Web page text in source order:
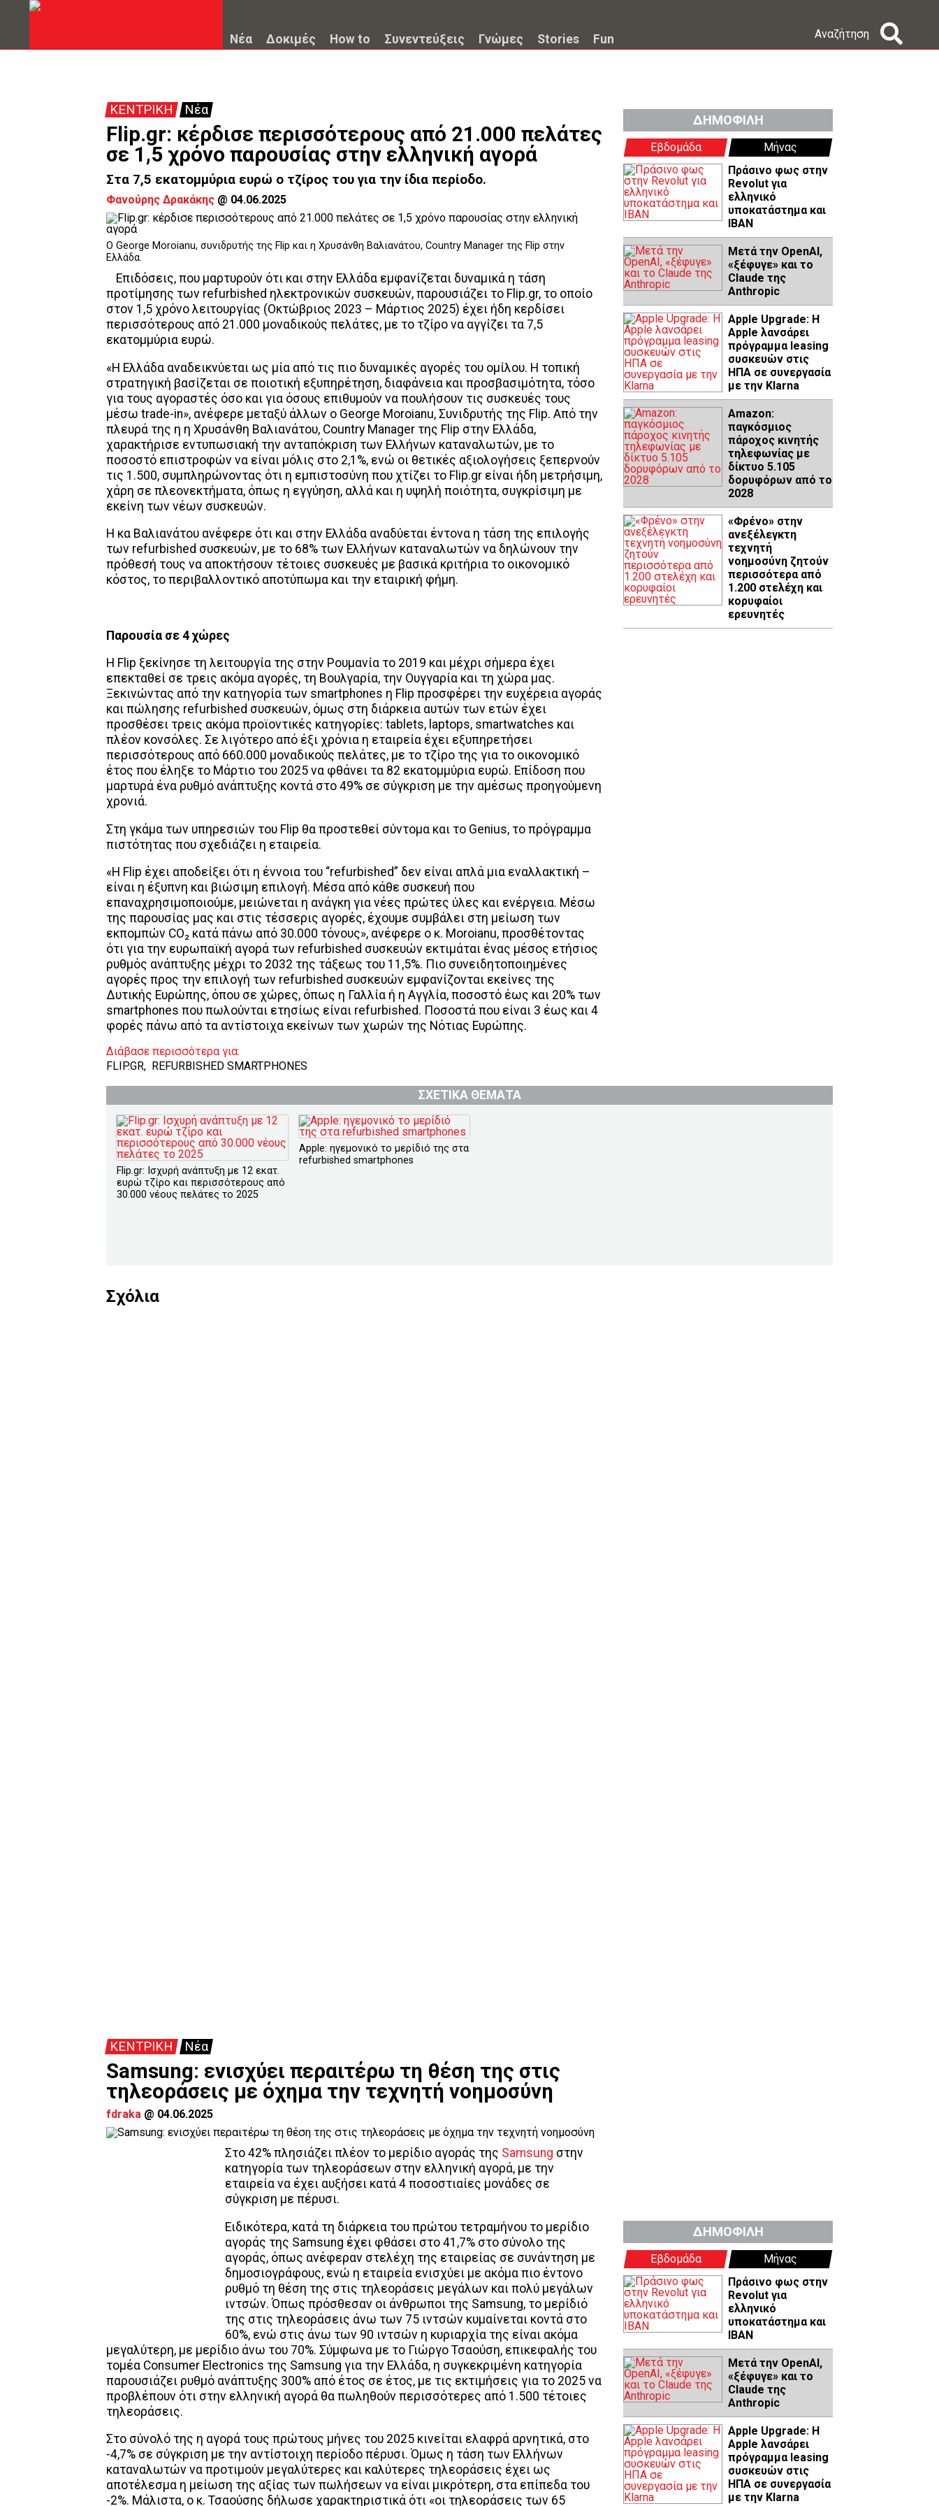
Νέα Δοκιμές How to Συνεντεύξεις Γνώμες Stories Fun Αναζήτηση
ΚΕΝΤΡΙΚΗ Νέα
Flip.gr: κέρδισε περισσότερους από 21.000 πελάτες
σε 1,5 χρόνο παρουσίας στην ελληνική αγορά
Στα 7,5 εκατομμύρια ευρώ ο τζίρος του για την ίδια περίοδο.
Φανούρης Δρακάκης @ 04.06.2025
O George Moroianu, συνιδρυτής της Flip και η Χρυσάνθη Βαλιανάτου, Country Manager της Flip στην
Ελλάδα.
Επιδόσεις, που μαρτυρούν ότι και στην Ελλάδα εμφανίζεται δυναμικά η τάση
προτίμησης των refurbished ηλεκτρονικών συσκευών, παρουσιάζει το Flip.gr, το οποίο
στον 1,5 χρόνο λειτουργίας (Οκτώβριος 2023 – Μάρτιος 2025) έχει ήδη κερδίσει
περισσότερους από 21.000 μοναδικούς πελάτες, με το τζίρο να αγγίζει τα 7,5
εκατομμύρια ευρώ.
«Η Ελλάδα αναδεικνύεται ως μία από τις πιο δυναμικές αγορές του ομίλου. Η τοπική
στρατηγική βασίζεται σε ποιοτική εξυπηρέτηση, διαφάνεια και προσβασιμότητα, τόσο
για τους αγοραστές όσο και για όσους επιθυμούν να πουλήσουν τις συσκευές τους
μέσω trade-in», ανέφερε μεταξύ άλλων ο George Moroianu, Συνιδρυτής της Flip. Από την
πλευρά της η η Χρυσάνθη Βαλιανάτου, Country Manager της Flip στην Ελλάδα,
χαρακτήρισε εντυπωσιακή την ανταπόκριση των Ελλήνων καταναλωτών, με το
ποσοστό επιστροφών να είναι μόλις στο 2,1%, ενώ οι θετικές αξιολογήσεις ξεπερνούν
τις 1.500, συμπληρώνοντας ότι η εμπιστοσύνη που χτίζει το Flip.gr είναι ήδη μετρήσιμη,
χάρη σε πλεονεκτήματα, όπως η εγγύηση, αλλά και η υψηλή ποιότητα, συγκρίσιμη με
εκείνη των νέων συσκευών.
Η κα Βαλιανάτου ανέφερε ότι και στην Ελλάδα αναδύεται έντονα η τάση της επιλογής
των refurbished συσκευών, με το 68% των Ελλήνων καταναλωτών να δηλώνουν την
πρόθεσή τους να αποκτήσουν τέτοιες συσκευές με βασικά κριτήρια το οικονομικό
κόστος, το περιβαλλοντικό αποτύπωμα και την εταιρική φήμη.
Παρουσία σε 4 χώρες
Η Flip ξεκίνησε τη λειτουργία της στην Ρουμανία το 2019 και μέχρι σήμερα έχει
επεκταθεί σε τρεις ακόμα αγορές, τη Βουλγαρία, την Ουγγαρία και τη χώρα μας.
Ξεκινώντας από την κατηγορία των smartphones η Flip προσφέρει την ευχέρεια αγοράς
και πώλησης refurbished συσκευών, όμως στη διάρκεια αυτών των ετών έχει
προσθέσει τρεις ακόμα προϊοντικές κατηγορίες: tablets, laptops, smartwatches και
πλέον κονσόλες. Σε λιγότερο από έξι χρόνια η εταιρεία έχει εξυπηρετήσει
περισσότερους από 660.000 μοναδικούς πελάτες, με το τζίρο της για το οικονομικό
έτος που έληξε το Μάρτιο του 2025 να φθάνει τα 82 εκατομμύρια ευρώ. Επίδοση που
μαρτυρά ένα ρυθμό ανάπτυξης κοντά στο 49% σε σύγκριση με την αμέσως προηγούμενη
χρονιά.
Στη γκάμα των υπηρεσιών του Flip θα προστεθεί σύντομα και το Genius, το πρόγραμμα
πιστότητας που σχεδιάζει η εταιρεία.
«Η Flip έχει αποδείξει ότι η έννοια του “refurbished” δεν είναι απλά μια εναλλακτική –
είναι η έξυπνη και βιώσιμη επιλογή. Μέσα από κάθε συσκευή που
επαναχρησιμοποιούμε, μειώνεται η ανάγκη για νέες πρώτες ύλες και ενέργεια. Μέσω
της παρουσίας μας και στις τέσσερις αγορές, έχουμε συμβάλει στη μείωση των
εκπομπών CO₂ κατά πάνω από 30.000 τόνους», ανέφερε ο κ. Moroianu, προσθέτοντας
ότι για την ευρωπαϊκή αγορά των refurbished συσκευών εκτιμάται ένας μέσος ετήσιος
ρυθμός ανάπτυξης μέχρι το 2032 της τάξεως του 11,5%. Πιο συνειδητοποιημένες
αγορές προς την επιλογή των refurbished συσκευών εμφανίζονται εκείνες της
Δυτικής Ευρώπης, όπου σε χώρες, όπως η Γαλλία ή η Αγγλία, ποσοστό έως και 20% των
smartphones που πωλούνται ετησίως είναι refurbished. Ποσοστά που είναι 3 έως και 4
φορές πάνω από τα αντίστοιχα εκείνων των χωρών της Νότιας Ευρώπης.
ΔΗΜΟΦΙΛΗ
Εβδομάδα
Μήνας
Πράσινο φως στην
Revolut για
ελληνικό
υποκατάστημα και
IBAN
Μετά την OpenAI,
«ξέφυγε» και το
Claude της
Anthropic
Apple Upgrade: Η
Apple λανσάρει
πρόγραμμα leasing
συσκευών στις
ΗΠΑ σε συνεργασία
με την Klarna
Amazon:
παγκόσμιος
πάροχος κινητής
τηλεφωνίας με
δίκτυο 5.105
δορυφόρων από το
2028
«Φρένο» στην
ανεξέλεγκτη
τεχνητή
νοημοσύνη ζητούν
περισσότερα από
1.200 στελέχη και
κορυφαίοι
ερευνητές
Διάβασε περισσότερα για:
FLIP.GR, REFURBISHED SMARTPHONES
ΣΧΕΤΙΚΑ ΘΕΜΑΤΑ
Flip.gr: Ισχυρή ανάπτυξη με 12 εκατ.
ευρώ τζίρο και περισσότερους από
30.000 νέους πελάτες το 2025
Apple: ηγεμονικό το μερίδιό της στα
refurbished smartphones
Σχόλια
ΚΕΝΤΡΙΚΗ Νέα
Samsung: ενισχύει περαιτέρω τη θέση της στις
τηλεοράσεις με όχημα την τεχνητή νοημοσύνη
fdraka @ 04.06.2025
Στο 42% πλησιάζει πλέον το μερίδιο αγοράς της Samsung στην
κατηγορία των τηλεοράσεων στην ελληνική αγορά, με την
εταιρεία να έχει αυξήσει κατά 4 ποσοστιαίες μονάδες σε
σύγκριση με πέρυσι.
Ειδικότερα, κατά τη διάρκεια του πρώτου τετραμήνου το μερίδιο
αγοράς της Samsung έχει φθάσει στο 41,7% στο σύνολο της
αγοράς, όπως ανέφεραν στελέχη της εταιρείας σε συνάντηση με
δημοσιογράφους, ενώ η εταιρεία ενισχύει με ακόμα πιο έντονο
ρυθμό τη θέση της στις τηλεοράσεις μεγάλων και πολύ μεγάλων
ιντσών. Όπως πρόσθεσαν οι άνθρωποι της Samsung, το μερίδιό
της στις τηλεοράσεις άνω των 75 ιντσών κυμαίνεται κοντά στο
60%, ενώ στις άνω των 90 ιντσών η κυριαρχία της είναι ακόμα
μεγαλύτερη, με μερίδιο άνω του 70%. Σύμφωνα με το Γιώργο Τσαούση, επικεφαλής του
τομέα Consumer Electronics της Samsung για την Ελλάδα, η συγκεκριμένη κατηγορία
παρουσιάζει ρυθμό ανάπτυξης 300% από έτος σε έτος, με τις εκτιμήσεις για το 2025 να
προβλέπουν ότι στην ελληνική αγορά θα πωληθούν περισσότερες από 1.500 τέτοιες
τηλεοράσεις.
Στο σύνολό της η αγορά τους πρώτους μήνες του 2025 κινείται ελαφρά αρνητικά, στο
-4,7% σε σύγκριση με την αντίστοιχη περίοδο πέρυσι. Όμως η τάση των Ελλήνων
καταναλωτών να προτιμούν μεγαλύτερες και καλύτερες τηλεοράσεις έχει ως
αποτέλεσμα η μείωση της αξίας των πωλήσεων να είναι μικρότερη, στα επίπεδα του
-2%. Μάλιστα, ο κ. Τσαούσης δήλωσε χαρακτηριστικά ότι «οι τηλεοράσεις των 65
ΔΗΜΟΦΙΛΗ
Εβδομάδα
Μήνας
Πράσινο φως στην
Revolut για
ελληνικό
υποκατάστημα και
IBAN
Μετά την OpenAI,
«ξέφυγε» και το
Claude της
Anthropic
Apple Upgrade: Η
Apple λανσάρει
πρόγραμμα leasing
συσκευών στις
ΗΠΑ σε συνεργασία
με την Klarna